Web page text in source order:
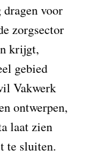
voor
zorgsector
krijgt,
gebied
Vakwerk
ontwerpen,
laat zien
te sluiten.